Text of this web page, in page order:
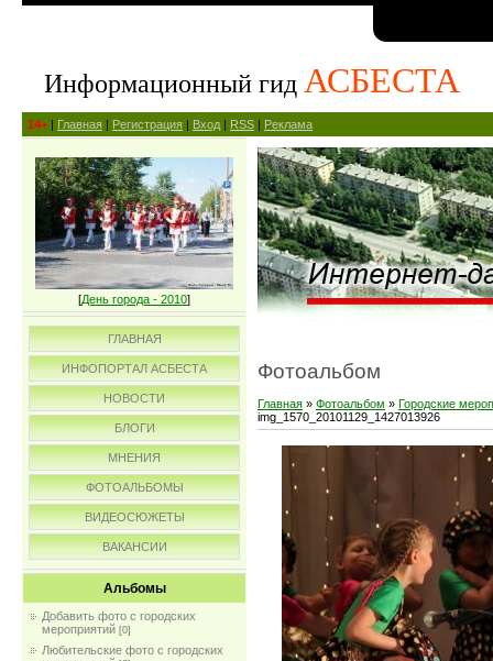
Информационный гид АСБЕСТА
14+ | Главная | Регистрация | Вход | RSS | Реклама
[День города - 2010]
ГЛАВНАЯ
ИНФОПОРТАЛ АСБЕСТА
НОВОСТИ
БЛОГИ
МНЕНИЯ
ФОТОАЛЬБОМЫ
ВИДЕОСЮЖЕТЫ
ВАКАНСИИ
Альбомы
Добавить фото с городских
мероприятий [0]
Любительские фото с городских
Фотоальбом
Главная » Фотоальбом » Городские
img_1570_20101129_1427013926